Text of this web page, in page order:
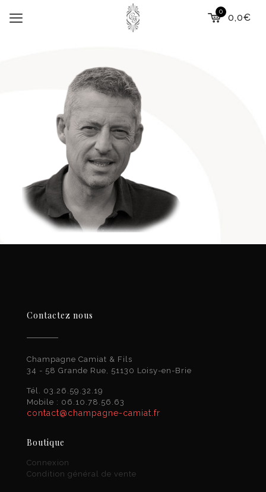
0
0,0€
Contactez nous
Champagne Camiat & Fils
34 - 58 Grande Rue, 51130 Loisy-en-Brie
Tél. 03.26.59.32.19
Mobile : 06.10.78.56.63
contact@champagne-camiat.fr
Boutique
Connexion
Condition général de vente